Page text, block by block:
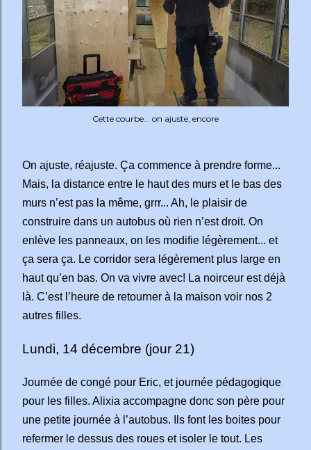
Cette courbe... on ajuste, encore
On ajuste, réajuste. Ça commence à prendre forme...
Mais, la distance entre le haut des murs et le bas des
murs n’est pas la même, grrr... Ah, le plaisir de
construire dans un autobus où rien n’est droit. On
enlève les panneaux, on les modifie légèrement... et
ça sera ça. Le corridor sera légèrement plus large en
haut qu’en bas. On va vivre avec! La noirceur est déjà
là. C’est l’heure de retourner à la maison voir nos 2
autres filles.
Lundi, 14 décembre (jour 21)
Journée de congé pour Eric, et journée pédagogique
pour les filles. Alixia accompagne donc son père pour
une petite journée à l’autobus. Ils font les boites pour
refermer le dessus des roues et isoler le tout. Les